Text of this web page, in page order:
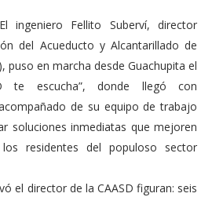
ingeniero Fellito Suberví, director
del Acueducto y Alcantarillado de
puso en marcha desde Guachupita el
te escucha”, donde llegó con
de su equipo de trabajo
soluciones inmediatas que mejoren
residentes del populoso sector
el director de la CAASD figuran: seis